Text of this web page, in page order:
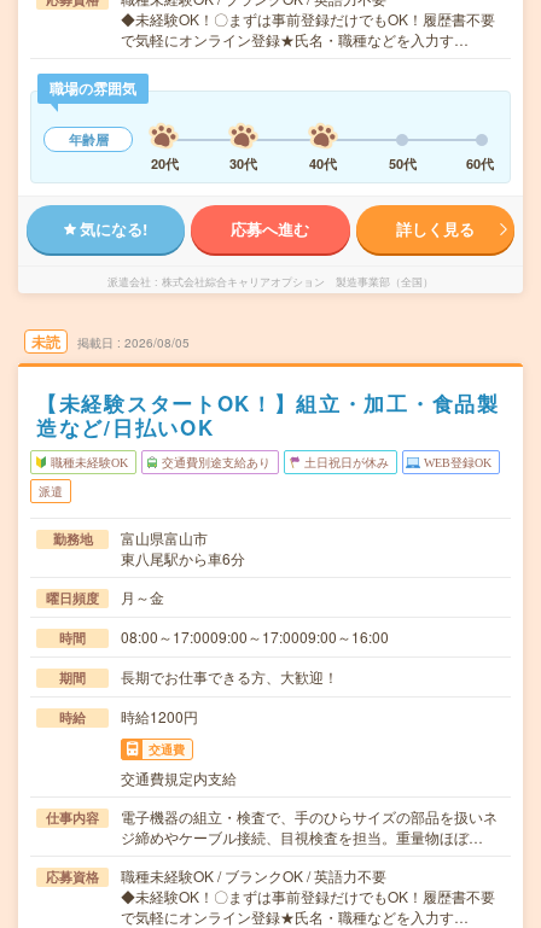
◆未経験OK！〇まずは事前登録だけでもOK！履歴書不要
で気軽にオンライン登録★氏名・職種などを入力す…
職場の雰囲気
年齢層
20代
30代 40代 50代 60代
気になる! 応募へ進む 詳しく見る
派遣会社 株式会社綜合キャリアオプション 製造事業部（全国）
未読 掲載日 2026/08/05
【未経験スタートOK！】組立・加工・食品製
造など/日払いOK
職種未経験OK 交通費別途支給あり 土日祝日が休み WEB登録OK
派遣
勤務地
富山県富山市
東八尾駅から車6分
曜日頻度 月～金
時間 08:00～17:0009:00～17:0009:00～16:00
期間 長期でお仕事できる方、大歓迎！
時給 時給1200円
交通費
交通費規定内支給
仕事内容
電子機器の組立・検査で、手のひらサイズの部品を扱いネ
ジ締めやケーブル接続、目視検査を担当。重量物ほぼ…
応募資格
職種未経験OK / ブランクOK / 英語力不要
◆未経験OK！〇まずは事前登録だけでもOK！履歴書不要
で気軽にオンライン登録★氏名・職種などを入力す…